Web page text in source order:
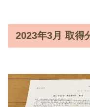
2023年3月 取得